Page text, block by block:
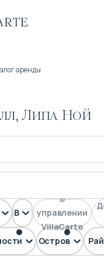
аренды
Липа Ной
Остров
Вид
В
управлении
VillaCarte
Липа Ной